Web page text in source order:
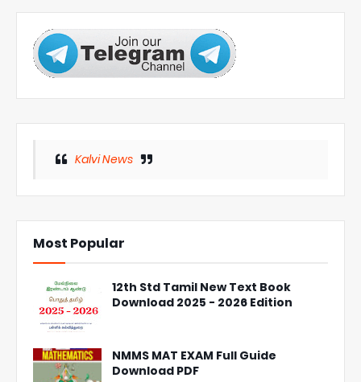
Kalvi News
Most Popular
12th Std Tamil New Text Book
Download 2025 - 2026 Edition
NMMS MAT EXAM Full Guide
Download PDF